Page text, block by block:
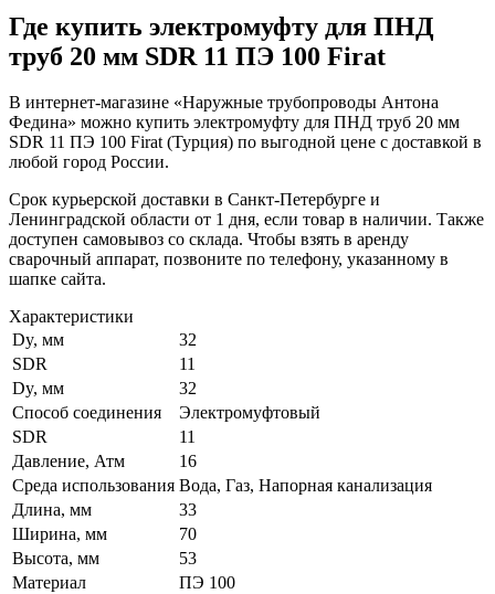
Где купить электромуфту для ПНД
труб 20 мм SDR 11 ПЭ 100 Firat
В интернет-магазине «Наружные трубопроводы Антона
Федина» можно купить электромуфту для ПНД труб 20 мм
SDR 11 ПЭ 100 Firat (Турция) по выгодной цене с доставкой в
любой город России.
Срок курьерской доставки в Санкт-Петербурге и
Ленинградской области от 1 дня, если товар в наличии. Также
доступен самовывоз со склада. Чтобы взять в аренду
сварочный аппарат, позвоните по телефону, указанному в
шапке сайта.
Характеристики
Dy, мм
32
SDR
11
Dy, мм
32
Способ соединения
Электромуфтовый
SDR
11
Давление, Атм
16
Среда использования Вода, Газ, Напорная канализация
Длина, мм
33
Ширина, мм
70
Высота, мм
53
Материал
ПЭ 100